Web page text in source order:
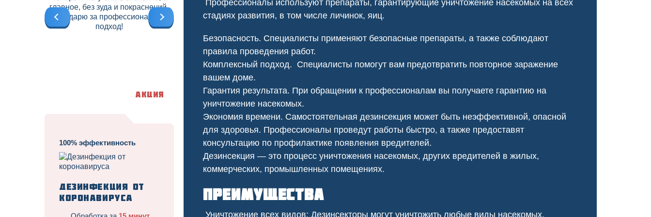
главное, без зуда и покраснений.
Благодарю за профессиональный
подход!
безопасности.
оперативно, провели
Акция
100% эффективность
Дезинфекция от
коронавируса
Травить клопов Сеноед в доме
Профессионалы используют препараты, гарантирующие уничтожение насекомых на всех
стадиях развития, в том числе личинок, яиц.
Безопасность. Специалисты применяют безопасные препараты, а также соблюдают
правила проведения работ.
Комплексный подход. Специалисты помогут вам предотвратить повторное заражение
вашем доме.
Гарантия результата. При обращении к профессионалам вы получаете гарантию на
уничтожение насекомых.
Экономия времени. Самостоятельная дезинсекция может быть неэффективной, опасной
для здоровья. Профессионалы проведут работы быстро, а также предоставят
консультацию по профилактике появления вредителей.
Дезинсекция — это процесс уничтожения насекомых, других вредителей в жилых,
коммерческих, промышленных помещениях.
Преимущества
Уничтожение всех видов: Дезинсекторы могут уничтожить любые виды насекомых,